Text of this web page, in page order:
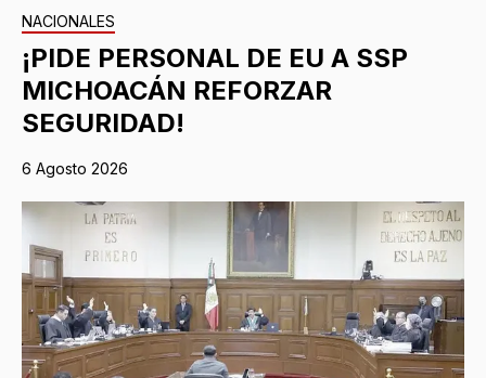
NACIONALES
¡PIDE PERSONAL DE EU A SSP
MICHOACÁN REFORZAR
SEGURIDAD!
6 Agosto 2026